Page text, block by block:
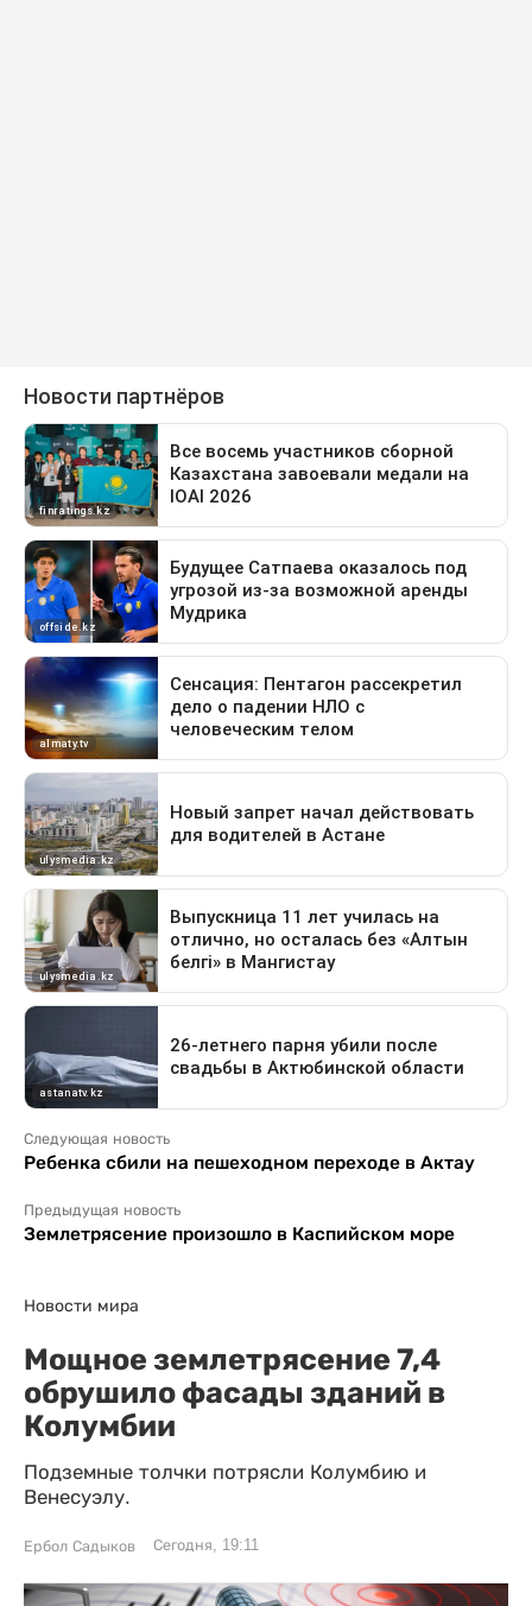
Следующая новость
Ребенка сбили на пешеходном переходе в Актау
Предыдущая новость
Землетрясение произошло в Каспийском море
Новости мира
Мощное землетрясение 7,4
обрушило фасады зданий в
Колумбии
Подземные толчки потрясли Колумбию и
Венесуэлу.
Ербол Садыков Сегодня, 19:11